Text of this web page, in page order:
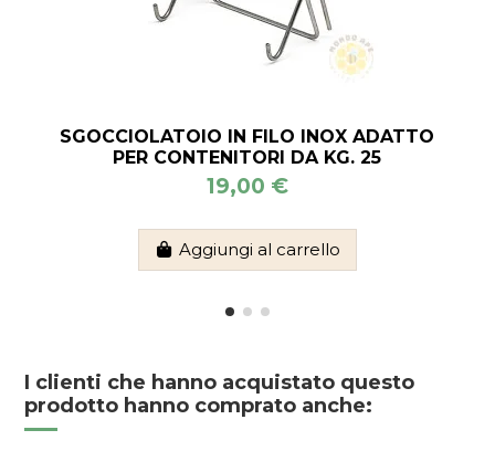
SGOCCIOLATOIO IN FILO INOX ADATTO
PER CONTENITORI DA KG. 25
19,00 €
Aggiungi al carrello
I clienti che hanno acquistato questo
prodotto hanno comprato anche: